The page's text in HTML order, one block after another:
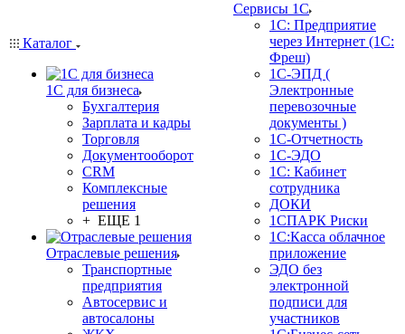
Каталог
1С для бизнеса
Бухгалтерия
Зарплата и кадры
Торговля
Документооборот
CRM
Комплексные
решения
+ ЕЩЕ 1
Отраслевые решения
Транспортные
предприятия
Автосервис и
автосалоны
Сервисы 1С
1С: Предприятие
через Интернет (1С:
Фреш)
1С-ЭПД (
Электронные
перевозочные
документы )
1С-Отчетность
1С-ЭДО
1С: Кабинет
сотрудника
ДОКИ
1СПАРК Риски
1С:Касса облачное
приложение
ЭДО без
электронной
подписи для
участников